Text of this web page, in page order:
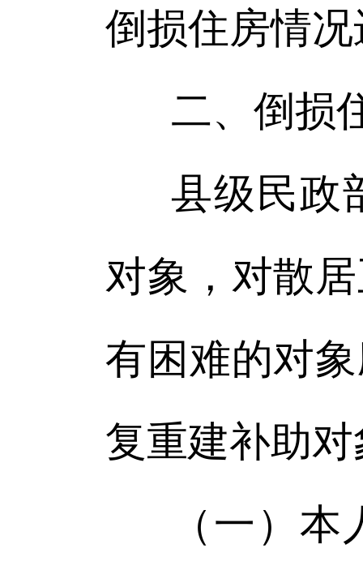
倒损住房情
二、倒损
县级民政
对象，对散
有困难的对
复重建补助
（一）